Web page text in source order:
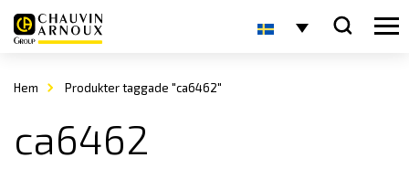
Hem Produkter taggade "ca6462"
ca6462